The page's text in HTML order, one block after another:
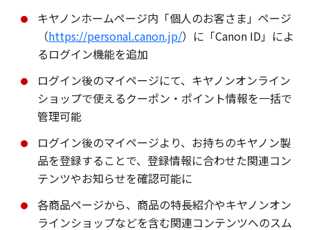
キヤノンホームページ内「個人のお客さま」ページ
（https://personal.canon.jp/）に「Canon ID」によ
るログイン機能を追加
ログイン後のマイページにて、キヤノンオンライン
ショップで使えるクーポン・ポイント情報を一括で
管理可能
ログイン後のマイページより、お持ちのキヤノン製
品を登録することで、登録情報に合わせた関連コン
テンツやお知らせを確認可能に
各商品ページから、商品の特長紹介やキヤノンオン
ラインショップなどを含む関連コンテンツへのスム